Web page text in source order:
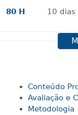
80 H 10 dias
dias
120 H 15dias
Conteúdo
Avaliação e
Metodologia